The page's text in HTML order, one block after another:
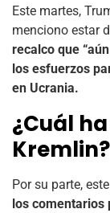
Este martes,
menciono estar
recalco que
los esfuerzos
en Ucrania.
¿Cuál
Kremlin?
Por su parte,
los comentarios